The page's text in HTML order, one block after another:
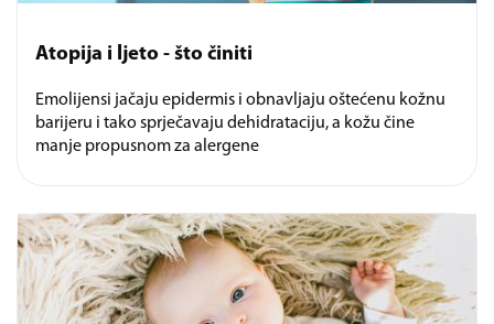
Atopija i ljeto - što činiti
Emolijensi jačaju epidermis i obnavljaju oštećenu kožnu
barijeru i tako sprječavaju dehidrataciju, a kožu čine
manje propusnom za alergene